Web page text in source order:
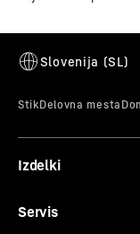
čiščenje. Je treba
posodo za ledene
pomivalnem
način.
Izdelki
Servis